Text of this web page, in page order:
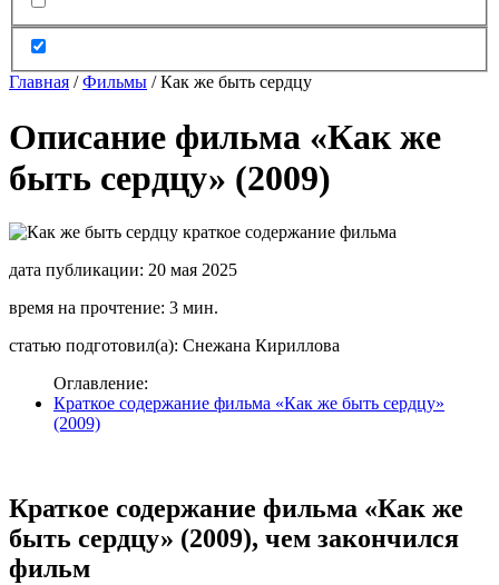
Главная /Фильмы /Как же быть сердцу
Описание фильма «Как же
быть сердцу» (2009)
дата публикации: 20 мая 2025
время на прочтение: 3 мин.
статью подготовил(а): Снежана Кириллова
Оглавление:
Краткое содержание фильма «Как же быть сердцу»
(2009)
Краткое содержание фильма «Как же
быть сердцу» (2009), чем закончился
фильм